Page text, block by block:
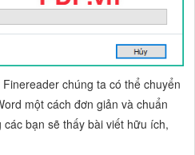
chúng ta có thể chuyển
một cách đơn giản và chuẩn
bạn sẽ thấy bài viết hữu ích,